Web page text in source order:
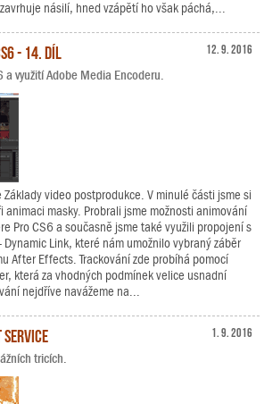
násilí, hned vzápětí ho však páchá,...
12. 9. 2016
- 14. díl
a využití Adobe Media Encoderu.
video postprodukce. V minulé části jsme si
animaci masky. Probrali jsme možnosti animování
Pro CS6 a současně jsme také využili propojení s
Link, které nám umožnilo vybraný záběr
After Effects. Trackování zde probíhá pomocí
která za vhodných podmínek velice usnadní
nejdříve navážeme na...
1. 9. 2016
Service
tricích.